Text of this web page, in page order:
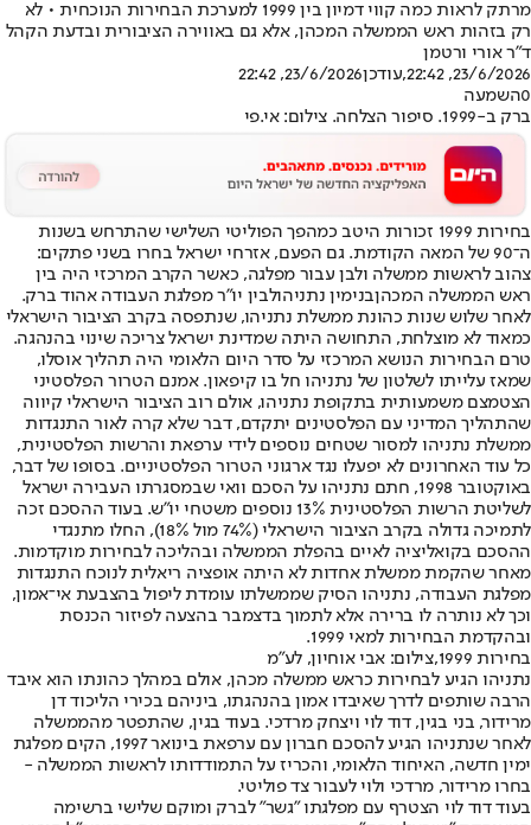
מרתק לראות כמה קווי דמיון בין 1999 למערכת הבחירות הנוכחית • לא
רק בזהות ראש הממשלה המכהן, אלא גם באווירה הציבורית ובדעת הקהל
ד"ר אורי ורטמן
23/6/2026, 22:42
,עודכן23/6/2026, 22:42
0השמעה
ברק ב-1999. סיפור הצלחה. צילום: אי.פי
בחירות 1999 זכורות היטב כמהפך הפוליטי השלישי שהתרחש בשנות
ה־90 של המאה הקודמת. גם הפעם, אזרחי ישראל בחרו בשני פתקים:
צהוב לראשות ממשלה ולבן עבור מפלגה, כאשר הקרב המרכזי היה בין
ראש הממשלה המכהןבנימין נתניהולבין יו"ר מפלגת העבודה אהוד ברק.
לאחר שלוש שנות כהונת ממשלת נתניהו, שנתפסה בקרב הציבור הישראלי
כמאוד לא מוצלחת, התחושה היתה שמדינת ישראל צריכה שינוי בהנהגה.
טרם הבחירות הנושא המרכזי על סדר היום הלאומי היה תהליך אוסלו,
שמאז עלייתו לשלטון של נתניהו חל בו קיפאון. אמנם הטרור הפלסטיני
הצטמצם משמעותית בתקופת נתניהו, אולם רוב הציבור הישראלי קיווה
שהתהליך המדיני עם הפלסטינים יתקדם, דבר שלא קרה לאור התנגדות
ממשלת נתניהו למסור שטחים נוספים לידי ערפאת והרשות הפלסטינית,
כל עוד האחרונים לא יפעלו נגד ארגוני הטרור הפלסטיניים. בסופו של דבר,
באוקטובר 1998, חתם נתניהו על הסכם וואי שבמסגרתו העבירה ישראל
לשליטת הרשות הפלסטינית 13% נוספים משטחי יו"ש. בעוד ההסכם זכה
לתמיכה גדולה בקרב הציבור הישראלי (74% מול 18%), החלו מתנגדי
ההסכם בקואליציה לאיים בהפלת הממשלה ובהליכה לבחירות מוקדמות.
מאחר שהקמת ממשלת אחדות לא היתה אופציה ריאלית לנוכח התנגדות
מפלגת העבודה, נתניהו הסיק שממשלתו עומדת ליפול בהצבעת אי־אמון,
וכך לא נותרה לו ברירה אלא לתמוך בדצמבר בהצעה לפיזור הכנסת
ובהקדמת הבחירות למאי 1999.
בחירות 1999,צילום: אבי אוחיון, לע"מ
נתניהו הגיע לבחירות כראש ממשלה מכהן, אולם במהלך כהונתו הוא איבד
הרבה שותפים לדרך שאיבדו אמון בהנהגתו, ביניהם בכירי הליכוד דן
מרידור, בני בגין, דוד לוי ויצחק מרדכי. בעוד בגין, שהתפטר מהממשלה
לאחר שנתניהו הגיע להסכם חברון עם ערפאת בינואר 1997, הקים מפלגת
ימין חדשה, האיחוד הלאומי, והכריז על התמודדותו לראשות הממשלה -
בחרו מרידור, מרדכי ולוי לעבור צד פוליטי.
בעוד דוד לוי הצטרף עם מפלגתו "גשר" לברק ומוקם שלישי ברשימה